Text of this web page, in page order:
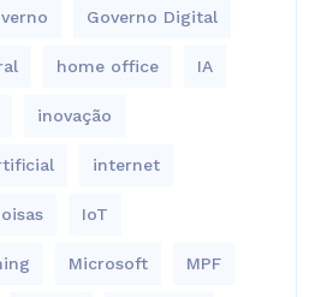
Governo Digital
home office IA
inovação
internet
IoT
Microsoft MPF